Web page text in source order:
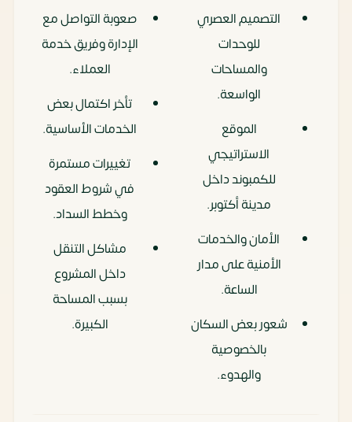
التصميم العصري
للوحدات
والمساحات
الواسعة.
الموقع
الاستراتيجي
للكمبوند داخل
مدينة أكتوبر.
الأمان والخدمات
الأمنية على مدار
الساعة.
شعور بعض السكان
بالخصوصية
والهدوء.
صعوبة التواصل مع
الإدارة وفريق خدمة
العملاء.
تأخر اكتمال بعض
الخدمات الأساسية.
تغييرات مستمرة
في شروط العقود
وخطط السداد.
مشاكل التنقل
داخل المشروع
بسبب المساحة
الكبيرة.